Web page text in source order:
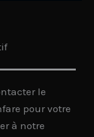
le
pour votre
à notre